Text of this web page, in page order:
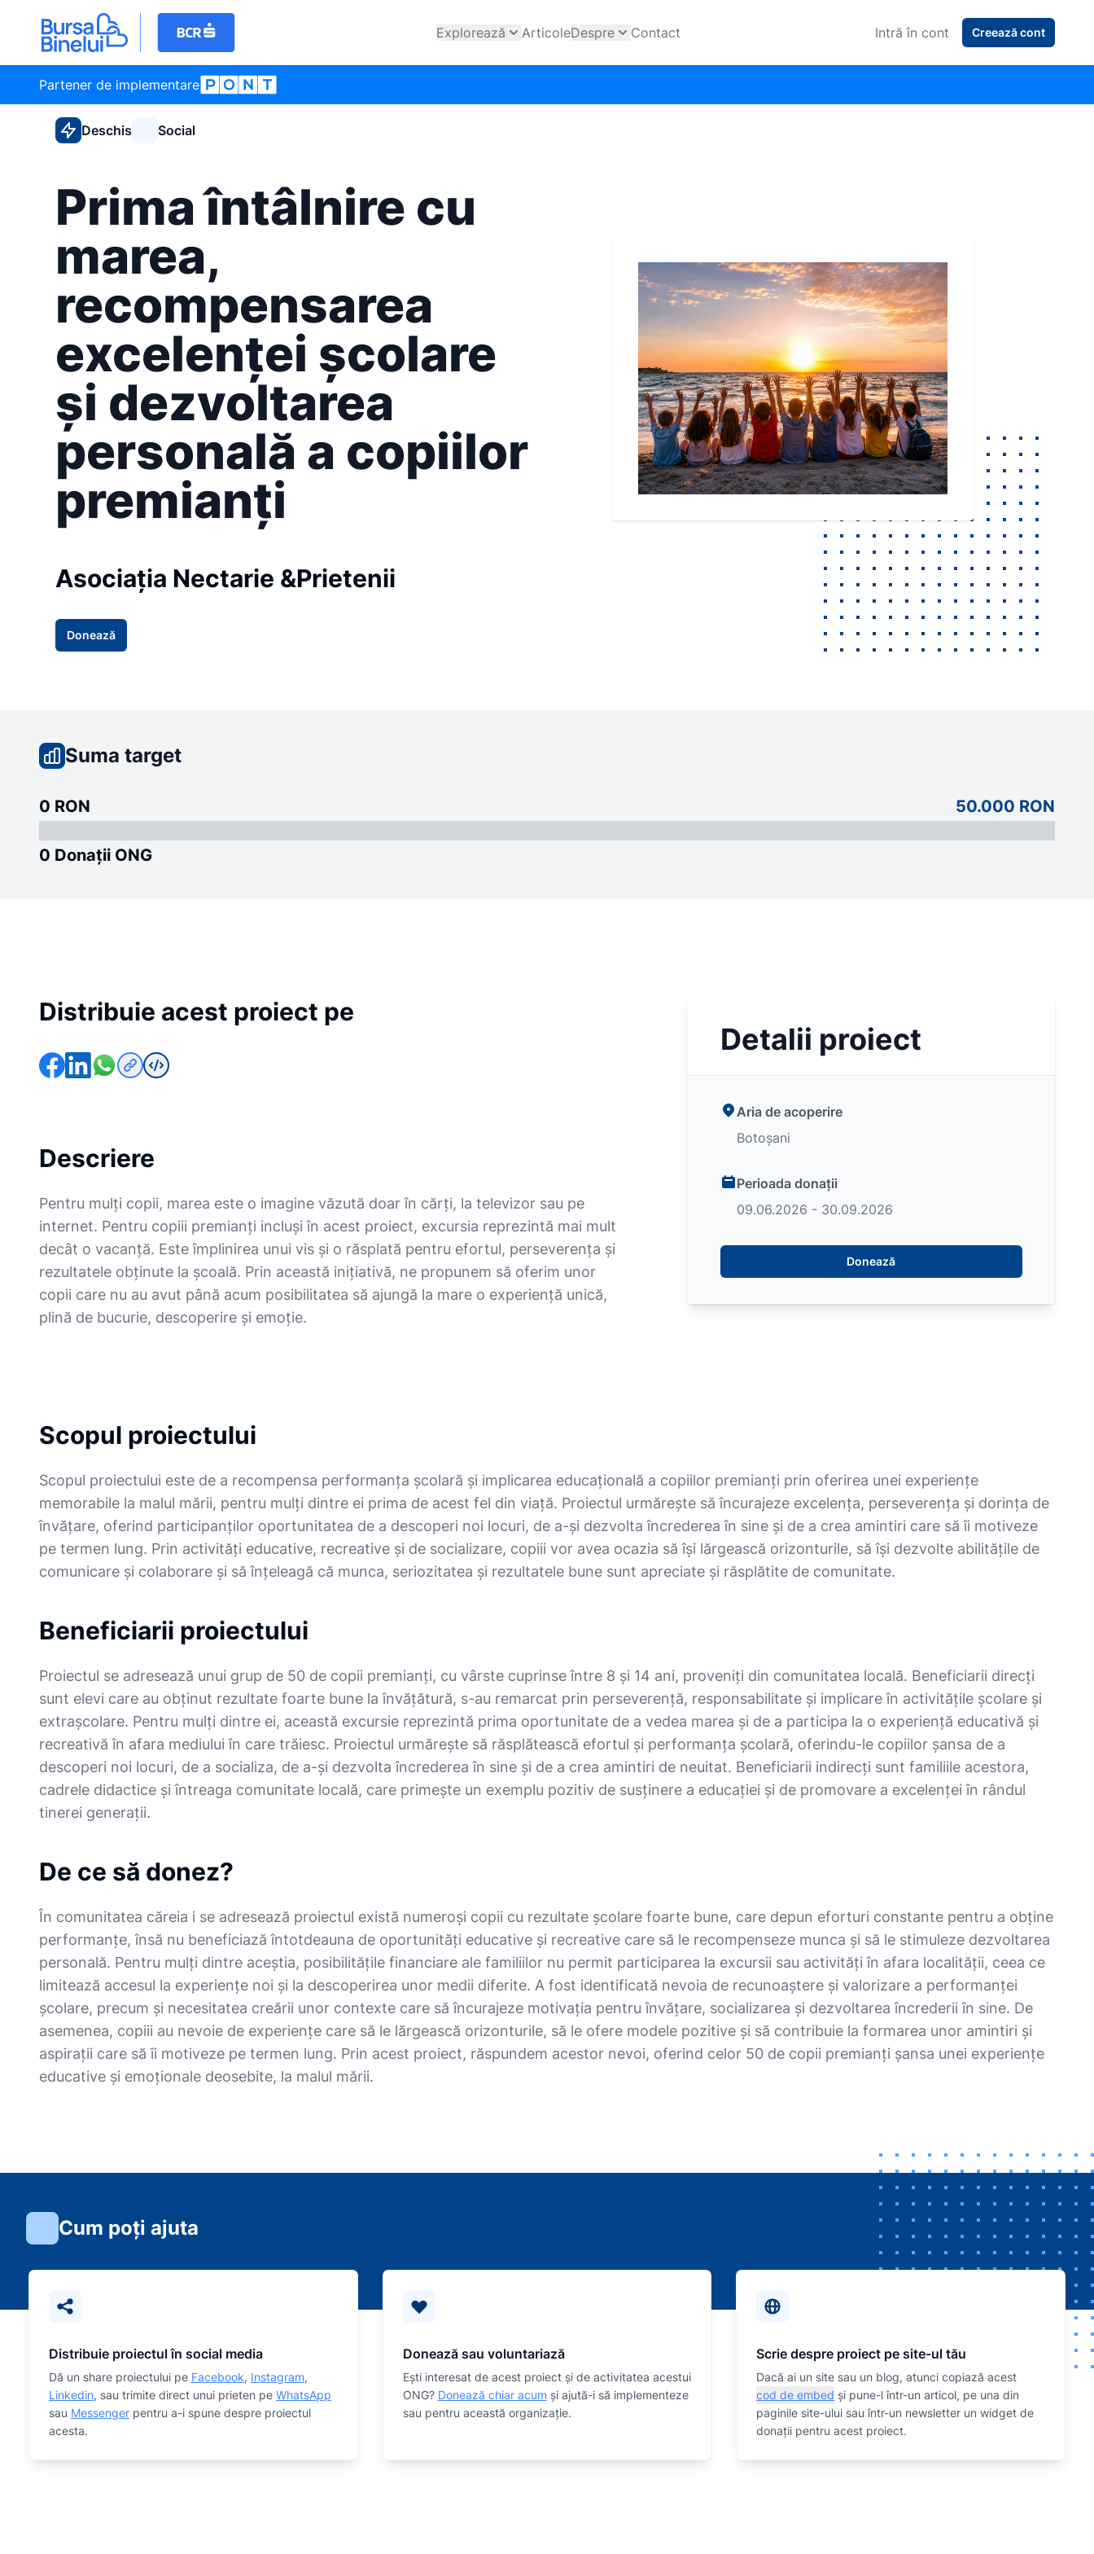
Explorează ArticoleDespre Contact Intră în cont Creează cont
Partener de implementare
Deschis Social
Prima întâlnire cu
marea,
recompensarea
excelenței școlare
și dezvoltarea
personală a copiilor
premianți
Asociația Nectarie &Prietenii
Donează
Suma target
0 RON 50.000 RON
0 Donații ONG
Distribuie acest proiect pe
Descriere
Pentru mulți copii, marea este o imagine văzută doar în cărți, la televizor sau pe
internet. Pentru copiii premianți incluși în acest proiect, excursia reprezintă mai mult
decât o vacanță. Este împlinirea unui vis și o răsplată pentru efortul, perseverența și
rezultatele obținute la școală. Prin această inițiativă, ne propunem să oferim unor
copii care nu au avut până acum posibilitatea să ajungă la mare o experiență unică,
plină de bucurie, descoperire și emoție.
Detalii proiect
Aria de acoperire
Botoșani
Perioada donații
09.06.2026 - 30.09.2026
Donează
Scopul proiectului
Scopul proiectului este de a recompensa performanța școlară și implicarea educațională a copiilor premianți prin oferirea unei experiențe
memorabile la malul mării, pentru mulți dintre ei prima de acest fel din viață. Proiectul urmărește să încurajeze excelența, perseverența și dorința de
învățare, oferind participanților oportunitatea de a descoperi noi locuri, de a-și dezvolta încrederea în sine și de a crea amintiri care să îi motiveze
pe termen lung. Prin activități educative, recreative și de socializare, copiii vor avea ocazia să își lărgească orizonturile, să își dezvolte abilitățile de
comunicare și colaborare și să înțeleagă că munca, seriozitatea și rezultatele bune sunt apreciate și răsplătite de comunitate.
Beneficiarii proiectului
Proiectul se adresează unui grup de 50 de copii premianți, cu vârste cuprinse între 8 și 14 ani, proveniți din comunitatea locală. Beneficiarii direcți
sunt elevi care au obținut rezultate foarte bune la învățătură, s-au remarcat prin perseverență, responsabilitate și implicare în activitățile școlare și
extrașcolare. Pentru mulți dintre ei, această excursie reprezintă prima oportunitate de a vedea marea și de a participa la o experiență educativă și
recreativă în afara mediului în care trăiesc. Proiectul urmărește să răsplătească efortul și performanța școlară, oferindu-le copiilor șansa de a
descoperi noi locuri, de a socializa, de a-și dezvolta încrederea în sine și de a crea amintiri de neuitat. Beneficiarii indirecți sunt familiile acestora,
cadrele didactice și întreaga comunitate locală, care primește un exemplu pozitiv de susținere a educației și de promovare a excelenței în rândul
tinerei generații.
De ce să donez?
În comunitatea căreia i se adresează proiectul există numeroși copii cu rezultate școlare foarte bune, care depun eforturi constante pentru a obține
performanțe, însă nu beneficiază întotdeauna de oportunități educative și recreative care să le recompenseze munca și să le stimuleze dezvoltarea
personală. Pentru mulți dintre aceștia, posibilitățile financiare ale familiilor nu permit participarea la excursii sau activități în afara localității, ceea ce
limitează accesul la experiențe noi și la descoperirea unor medii diferite. A fost identificată nevoia de recunoaștere și valorizare a performanței
școlare, precum și necesitatea creării unor contexte care să încurajeze motivația pentru învățare, socializarea și dezvoltarea încrederii în sine. De
asemenea, copiii au nevoie de experiențe care să le lărgească orizonturile, să le ofere modele pozitive și să contribuie la formarea unor amintiri și
aspirații care să îi motiveze pe termen lung. Prin acest proiect, răspundem acestor nevoi, oferind celor 50 de copii premianți șansa unei experiențe
educative și emoționale deosebite, la malul mării.
Cum poți ajuta
Distribuie proiectul în social media
Dă un share proiectului pe Facebook, Instagram,
Linkedin, sau trimite direct unui prieten pe WhatsApp
sau Messenger pentru a-i spune despre proiectul
acesta.
Donează sau voluntariază
Eşti interesat de acest proiect și de activitatea acestui
ONG? Donează chiar acum și ajută-i să implementeze
sau pentru această organizaţie.
Scrie despre proiect pe site-ul tău
Dacă ai un site sau un blog, atunci copiază acest
cod de embed și pune-l într-un articol, pe una din
paginile site-ului sau într-un newsletter un widget de
donații pentru acest proiect.